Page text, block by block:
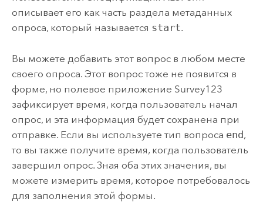
описывает его как часть раздела метаданных
опроса, который называется start.
Вы можете добавить этот вопрос в любом месте
своего опроса. Этот вопрос тоже не появится в
форме, но полевое приложение Survey123
зафиксирует время, когда пользователь начал
опрос, и эта информация будет сохранена при
отправке. Если вы используете тип вопроса end,
то вы также получите время, когда пользователь
завершил опрос. Зная оба этих значения, вы
можете измерить время, которое потребовалось
для заполнения этой формы.